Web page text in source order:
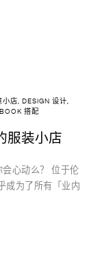
小店 DESIGN 设计
搭配
服装小店
心动么？ 位于伦
成为了所有「业内